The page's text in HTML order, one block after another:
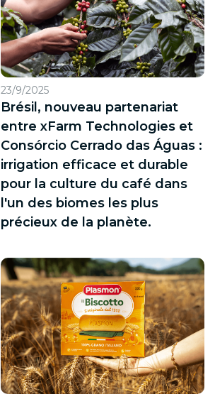
23/9/2025
Brésil, nouveau partenariat
entre xFarm Technologies et
Consórcio Cerrado das Águas :
irrigation efficace et durable
pour la culture du café dans
l'un des biomes les plus
précieux de la planète.